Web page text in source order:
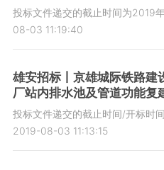
投标文件递交的截止时间为2019
08-03 11:19:40
雄安招标丨京雄城际铁路建
厂站内排水池及管道功能复
投标文件递交的截止时间/开标时
2019-08-03 11:13:15